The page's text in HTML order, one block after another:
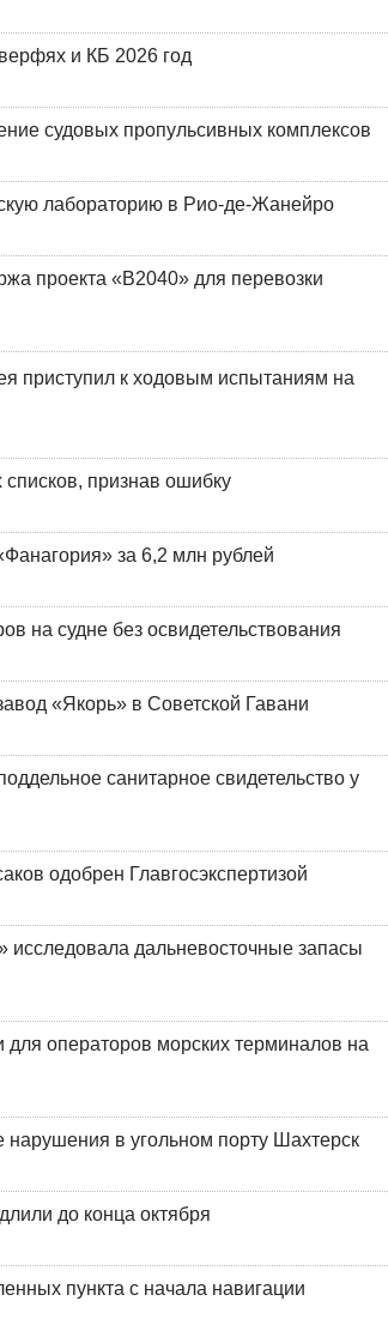
и КБ 2026 год
судовых пропульсивных комплексов
лабораторию в Рио-де-Жанейро
проекта «В2040» для перевозки
приступил к ходовым испытаниям на
признав ошибку
за 6,2 млн рублей
на судне без освидетельствования
«Якорь» в Советской Гавани
санитарное свидетельство у
одобрен Главгосэкспертизой
дальневосточные запасы
операторов морских терминалов на
нарушения в угольном порту Шахтерск
до конца октября
пункта с начала навигации